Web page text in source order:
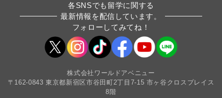
各SNSでも留学に関する
最新情報を配信しています。
フォローしてみてね！
株式会社ワールドアベニュー
〒162-0843 東京都新宿区市谷田町2丁目7-15 市ヶ谷クロスプレイス
8階